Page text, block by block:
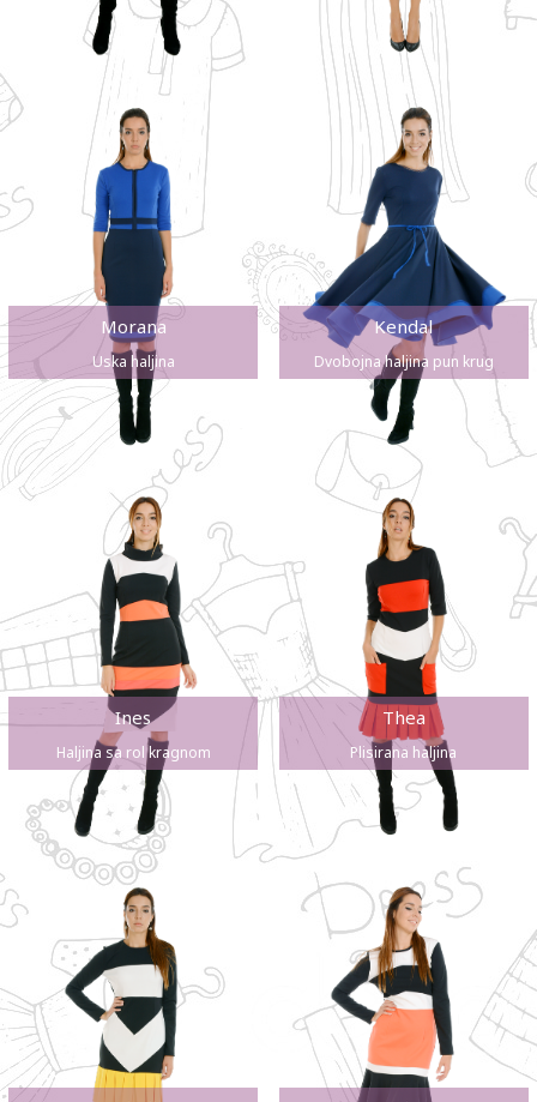
Morana
Uska haljina
Kendal
Dvobojna haljina pun krug
Ines
Haljina sa rol kragnom
Thea
Plisirana haljina